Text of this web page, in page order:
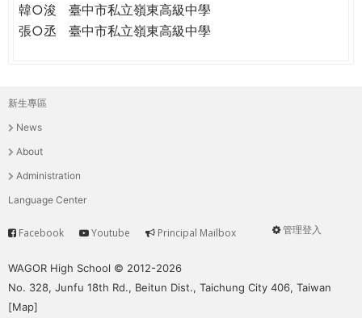
韓○浚
臺中市私立嶺東高級中學
張○丞
臺中市私立嶺東高級中學
主
選
單
新生專區
News
About
Administration
Language Center
User
管理登入
Service
Facebook Youtube Principal Mailbox
WAGOR High School © 2012-2026
No. 328, Junfu 18th Rd., Beitun Dist., Taichung City 406, Taiwan
[Map]